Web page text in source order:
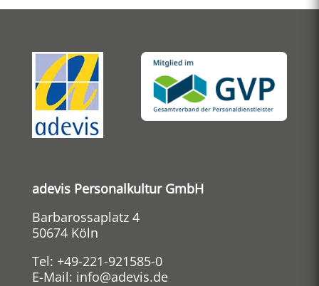
adevis Personalkultur GmbH
Barbarossaplatz 4
50674 Köln
Tel: +49-221-921585-0
E-Mail: info@adevis.de